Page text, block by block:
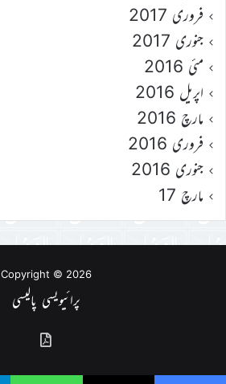
فروری 2017
جنوری 2017
مئی 2016
اپریل 2016
مارچ 2016
فروری 2016
جنوری 2016
مارچ 17
Copyright © 2026
پرائیویسی پالیسی
گذشتہ
شمارے